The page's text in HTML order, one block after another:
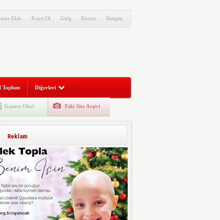
Ekle Kayıt Ol Giriş Künye İletişim
Toplum Diğerleri
Gazete Oku! Eski Site Arşivi
Reklam